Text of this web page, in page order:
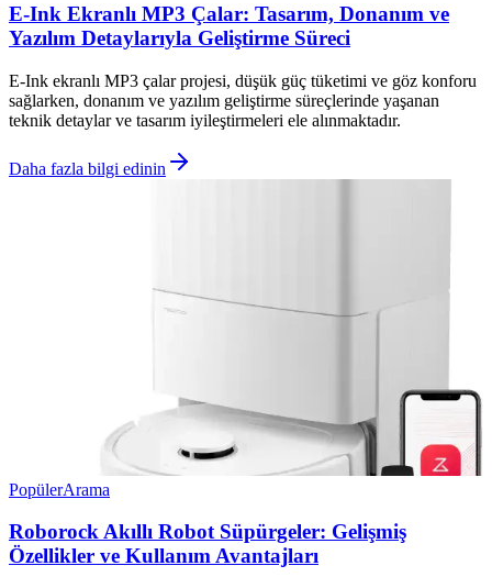
E-Ink Ekranlı MP3 Çalar: Tasarım, Donanım ve
Yazılım Detaylarıyla Geliştirme Süreci
E-Ink ekranlı MP3 çalar projesi, düşük güç tüketimi ve göz konforu
sağlarken, donanım ve yazılım geliştirme süreçlerinde yaşanan
teknik detaylar ve tasarım iyileştirmeleri ele alınmaktadır.
Daha fazla bilgi edinin
PopülerArama
Roborock Akıllı Robot Süpürgeler: Gelişmiş
Özellikler ve Kullanım Avantajları